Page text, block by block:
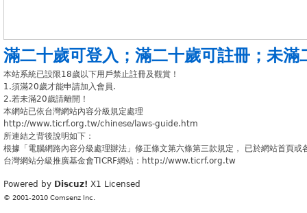
滿二十歲可登入 ； 滿二十歲可註冊 ； 未滿
本站系統已設限18歲以下用戶禁止註冊及觀賞！
1.須滿20歲才能申請加入會員.
2.若未滿20歲請離開！
本網站已依台灣網站內容分級規定處理
http://www.ticrf.org.tw/chinese/laws-guide.htm
所連結之背後說明如下：
根據「電腦網路內容分級處理辦法」修正條文第六條第三款規定， 已於網站首頁
台灣網站分級推廣基金會TICRF網站：http://www.ticrf.org.tw
Powered by Discuz! X1 Licensed
© 2001-2010 Comsenz Inc.